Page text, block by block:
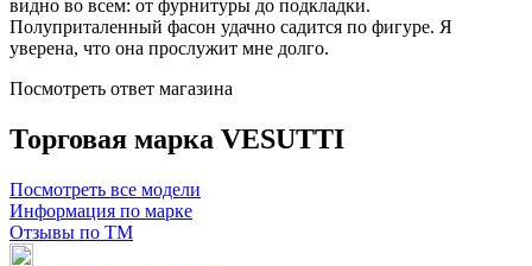
видно во всем: от фурнитуры до подкладки.
Полуприталенный фасон удачно садится по фигуре. Я
уверена, что она прослужит мне долго.
Посмотреть ответ магазина
Торговая марка VESUTTI
Посмотреть все модели
Информация по марке
Отзывы по ТМ